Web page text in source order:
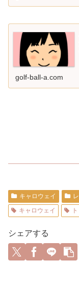
golf-ball-a.com
キャロウェイ
キャロウェイ
シェアする